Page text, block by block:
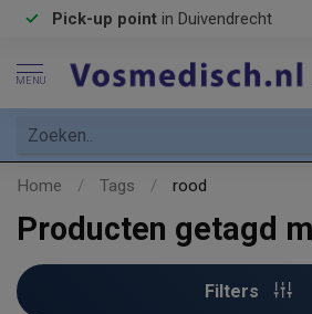
Pick-up point in Duivendrecht
MENU
Home / Tags / rood
Producten getagd
Filters